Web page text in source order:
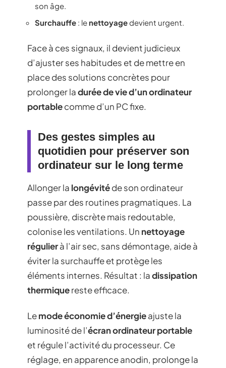
son âge.
Surchauffe : le nettoyagedevient urgent.
Face à ces signaux, il devient judicieux
d’ajuster ses habitudes et de mettre en
place des solutions concrètes pour
prolonger ladurée de vie d’un ordinateur
portablecomme d’un PC fixe.
Des gestes simples au
quotidien pour préserver son
ordinateur sur le long terme
Allonger la longévitéde son ordinateur
passe par des routines pragmatiques. La
poussière, discrète mais redoutable,
colonise les ventilations. Un nettoyage
régulierà l’air sec, sans démontage, aide à
éviter la surchauffe et protège les
éléments internes. Résultat : ladissipation
thermiquereste efficace.
Lemode économie d’énergieajuste la
luminosité de l’écran ordinateur portable
et régule l’activité du processeur. Ce
réglage, en apparence anodin, prolonge la